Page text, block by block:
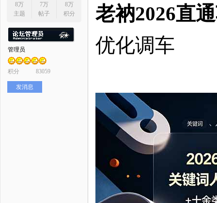
8万
主题
7万
帖子
8万
积分
管理员
积分 83059
发消息
老衲2026直
优化调车